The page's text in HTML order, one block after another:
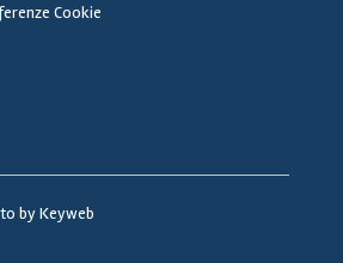
Cookie
byKeyweb